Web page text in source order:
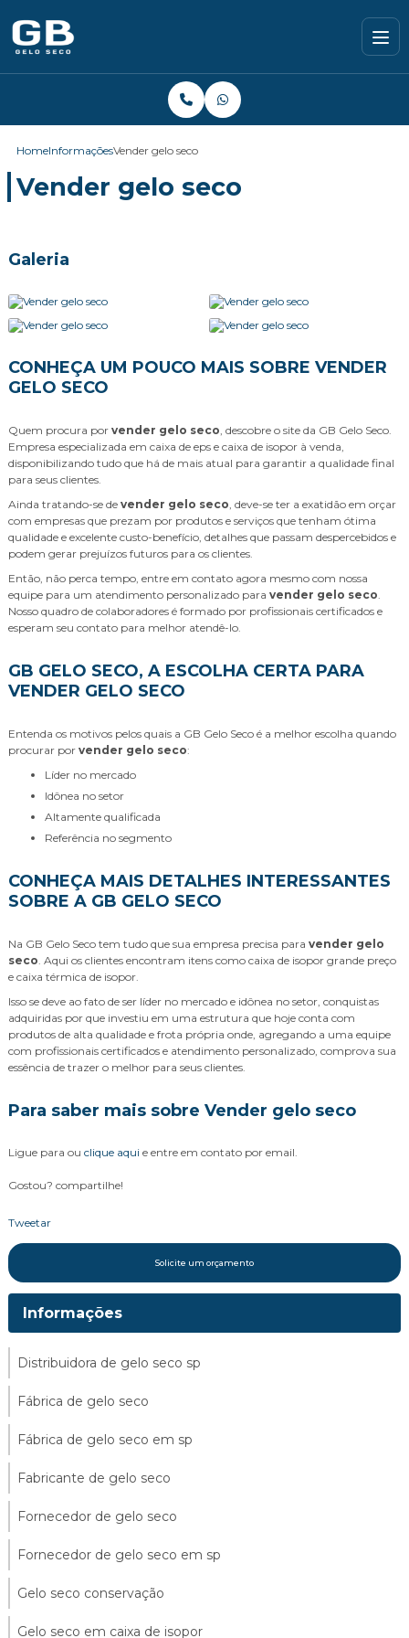
HomeInformaçõesVender gelo seco
Vender gelo seco
Galeria
CONHEÇA UM POUCO MAIS SOBRE VENDER
GELO SECO
Quem procura por vender gelo seco, descobre o site da GB Gelo Seco.
Empresa especializada em caixa de eps e caixa de isopor à venda,
disponibilizando tudo que há de mais atual para garantir a qualidade final
para seus clientes.
Ainda tratando-se de vender gelo seco, deve-se ter a exatidão em orçar
com empresas que prezam por produtos e serviços que tenham ótima
qualidade e excelente custo-benefício, detalhes que passam despercebidos e
podem gerar prejuízos futuros para os clientes.
Então, não perca tempo, entre em contato agora mesmo com nossa
equipe para um atendimento personalizado para vender gelo seco.
Nosso quadro de colaboradores é formado por profissionais certificados e
esperam seu contato para melhor atendê-lo.
GB GELO SECO, A ESCOLHA CERTA PARA
VENDER GELO SECO
Entenda os motivos pelos quais a GB Gelo Seco é a melhor escolha quando
procurar por vender gelo seco:
líder no mercado
idônea no setor
altamente qualificada
referência no segmento
CONHEÇA MAIS DETALHES INTERESSANTES
SOBRE A GB GELO SECO
Na GB Gelo Seco tem tudo que sua empresa precisa para vender gelo
seco. Aqui os clientes encontram itens como caixa de isopor grande preço
e caixa térmica de isopor.
Isso se deve ao fato de ser líder no mercado e idônea no setor, conquistas
adquiridas por que investiu em uma estrutura que hoje conta com
produtos de alta qualidade e frota própria onde, agregando a uma equipe
com profissionais certificados e atendimento personalizado, comprova sua
essência de trazer o melhor para seus clientes.
Para saber mais sobre Vender gelo seco
Ligue para ou clique aqui e entre em contato por email.
Gostou? compartilhe!
Tweetar
Solicite um orçamento
Informações
Distribuidora de gelo seco sp
Fábrica de gelo seco
Fábrica de gelo seco em sp
Fabricante de gelo seco
Fornecedor de gelo seco
Fornecedor de gelo seco em sp
Gelo seco conservação
Gelo seco em caixa de isopor